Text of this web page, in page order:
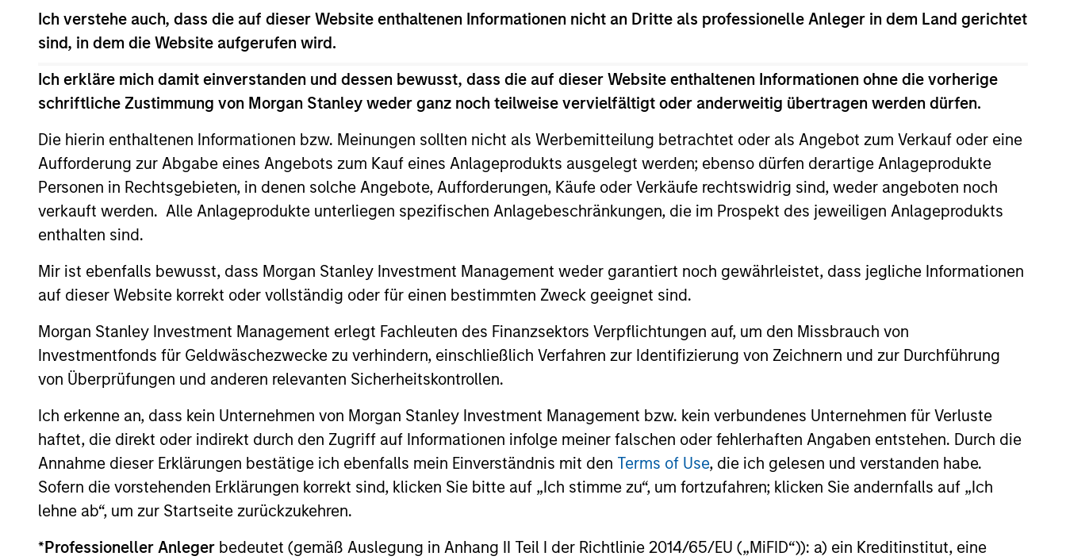
Ich verstehe auch, dass die auf dieser Website enthaltenen Informationen nicht an Dritte als professionelle Anleger in dem Land gerichtet
sind, in dem die Website aufgerufen wird.
Ich erkläre mich damit einverstanden und dessen bewusst, dass die auf dieser Website enthaltenen Informationen ohne die vorherige
schriftliche Zustimmung von Morgan Stanley weder ganz noch teilweise vervielfältigt oder anderweitig übertragen werden dürfen.
Die hierin enthaltenen Informationen bzw. Meinungen sollten nicht als Werbemitteilung betrachtet oder als Angebot zum Verkauf oder eine
Aufforderung zur Abgabe eines Angebots zum Kauf eines Anlageprodukts ausgelegt werden; ebenso dürfen derartige Anlageprodukte
Personen in Rechtsgebieten, in denen solche Angebote, Aufforderungen, Käufe oder Verkäufe rechtswidrig sind, weder angeboten noch
verkauft werden. Alle Anlageprodukte unterliegen spezifischen Anlagebeschränkungen, die im Prospekt des jeweiligen Anlageprodukts
enthalten sind.
Mir ist ebenfalls bewusst, dass Morgan Stanley Investment Management weder garantiert noch gewährleistet, dass jegliche Informationen
auf dieser Website korrekt oder vollständig oder für einen bestimmten Zweck geeignet sind.
Morgan Stanley Investment Management erlegt Fachleuten des Finanzsektors Verpflichtungen auf, um den Missbrauch von
Investmentfonds für Geldwäschezwecke zu verhindern, einschließlich Verfahren zur Identifizierung von Zeichnern und zur Durchführung
von Überprüfungen und anderen relevanten Sicherheitskontrollen.
Ich erkenne an, dass kein Unternehmen von Morgan Stanley Investment Management bzw. kein verbundenes Unternehmen für Verluste
haftet, die direkt oder indirekt durch den Zugriff auf Informationen infolge meiner falschen oder fehlerhaften Angaben entstehen. Durch die
Annahme dieser Erklärungen bestätige ich ebenfalls mein Einverständnis mit den Terms of Use, die ich gelesen und verstanden habe.
Sofern die vorstehenden Erklärungen korrekt sind, klicken Sie bitte auf „Ich stimme zu“, um fortzufahren; klicken Sie andernfalls auf „Ich
lehne ab“, um zur Startseite zurückzukehren.
*Professioneller Anleger bedeutet (gemäß Auslegung in Anhang II Teil I der Richtlinie 2014/65/EU („MiFID“)): a) ein Kreditinstitut, eine
Analyst (CAIA) designation.
Team Insights
VIDEO
Video: Why Emerging
Markets Debt Now -
Strategy, Edge and Long
Term Opportunity
Emerging markets debt can offer
return drivers vary widely across
countries and issuers. Matt Murphy
explains the strategy’s risk-aware
objective and why invest now. Watch this
video to find out more.
20-APR-2026
VIDEO
Video: Warum man jetzt in
Schwellenländeranleihen
investieren sollte - Strategie,
langfristige Chancen
Schwellenländeranleihen können
bieten, doch die Treiber der Rendite
unterscheiden sich erheblich zwischen
den einzelnen Ländern und Emittenten.
Anlageziel der Strategie und warum man
VIDEO
Global Macro Video: Where
We Invest & How Clients Use
investment universe, focusing on idea
generation, and capturing trading alpha.
With over 100 countries, the team uses
countries as research units, ignoring
benchmarks to reduce costs. They focus
positions. Sovereign debt markets are key,